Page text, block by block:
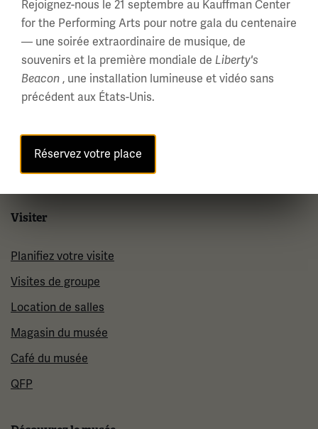
À propos
À propos de nous
Carrières
Salle de Presse
Contactez-Nous
Visiter
Planifiez votre visite
Visites de groupe
Location de salles
Magasin du musée
Café du musée
QFP
Rejoignez-nous le 21 septembre au Kauffman Center
for the Performing Arts pour notre gala du centenaire
— une soirée extraordinaire de musique, de
souvenirs et la première mondiale de Liberty's
Beacon , une installation lumineuse et vidéo sans
précédent aux États-Unis.
Réservez votre place